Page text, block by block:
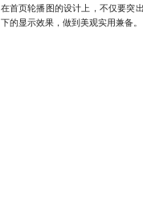
在首页轮播图的设计上，不仅要突
下的显示效果，做到美观实用兼备。